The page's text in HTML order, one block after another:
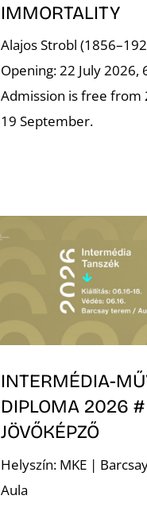
IMMORTALITY
Alajos Strobl
Opening: 22 July 2026,
Admission is free from
19 September.
INTERMÉDIA-
DIPLOMA 2026 #
JÖVŐKÉPZŐ
Helyszín: MKE |
Aula